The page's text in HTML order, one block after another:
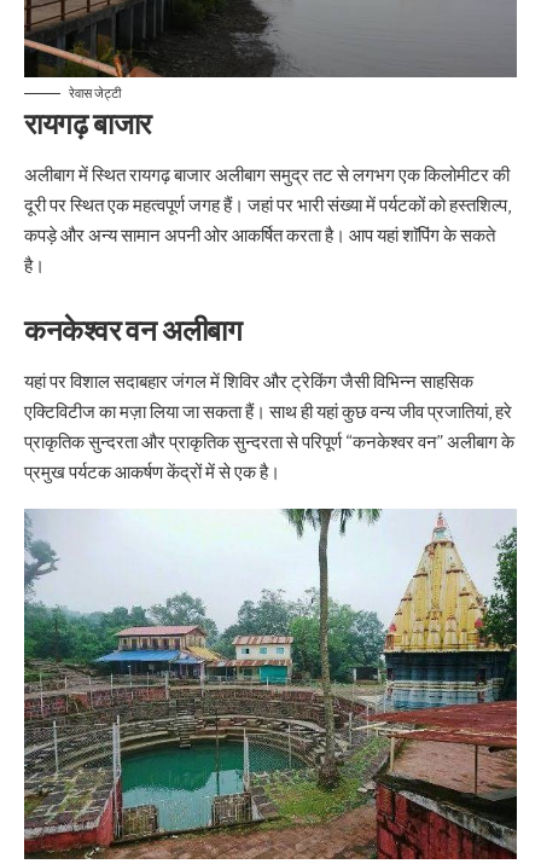
रेवास जेट्टी
रायगढ़ बाजार
अलीबाग में स्थित रायगढ़ बाजार अलीबाग समुद्र तट से लगभग एक किलोमीटर की
दूरी पर स्थित एक महत्वपूर्ण जगह हैं। जहां पर भारी संख्या में पर्यटकों को हस्तशिल्प,
कपड़े और अन्य सामान अपनी ओर आकर्षित करता है। आप यहां शाॅपिंग के सकते
है।
कनकेश्वर वन अलीबाग
यहां पर विशाल सदाबहार जंगल में शिविर और ट्रेकिंग जैसी विभिन्न साहसिक
एक्टिविटीज का मज़ा लिया जा सकता हैं। साथ ही यहां कुछ वन्य जीव प्रजातियां, हरे
प्राकृतिक सुन्दरता और प्राकृतिक सुन्दरता से परिपूर्ण “कनकेश्वर वन” अलीबाग के
प्रमुख पर्यटक आकर्षण केंद्रों में से एक है।